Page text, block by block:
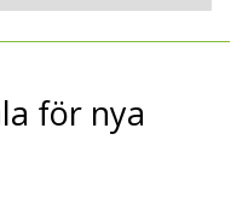
för nya